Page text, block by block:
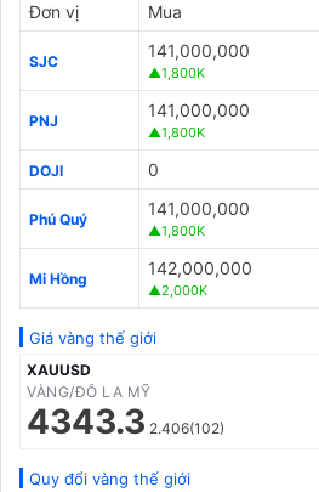
Đơn vị Mua
SJC
141,000,000
▲1,800K
PNJ
141,000,000
▲1,800K
DOJI 0
Phú Quý
141,000,000
▲1,800K
Mi Hồng
142,000,000
▲2,000K
Giá vàng thế giới
XAUUSD
VÀNG/ĐÔ LA MỸ
4343.3 2.406(102)
Quy đổi vàng thế giới